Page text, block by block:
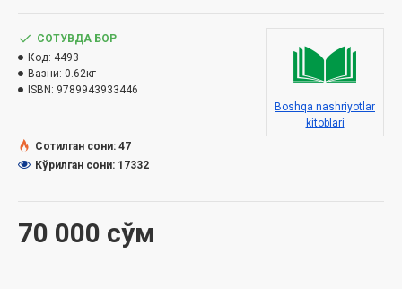
70 000 сўм
СОТУВДА БОР
Код: 4493
Вазни: 0.62кг
ISBN: 9789943933446
Boshqa nashriyotlar
kitoblari
Сотилган сони: 47
Кўрилган сони: 17332